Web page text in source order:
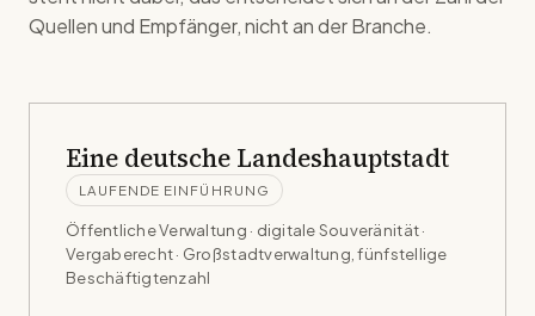
Quellen und Empfänger, nicht an der Branche.
Eine deutsche Landeshauptstadt
LAUFENDE EINFÜHRUNG
Öffentliche Verwaltung · digitale Souveränität ·
Vergaberecht· Großstadtverwaltung, fünfstellige
Beschäftigtenzahl